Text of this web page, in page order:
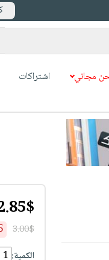
مجاني اشتراكات
3.00$
الكمية: